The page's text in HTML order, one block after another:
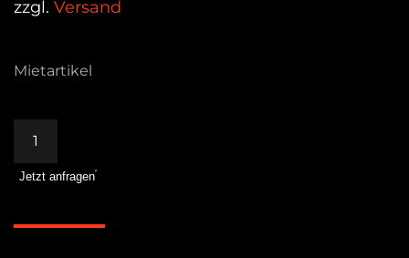
zzgl. Versand
Mietartikel
Cine
Windmaschine
Jetzt anfragen